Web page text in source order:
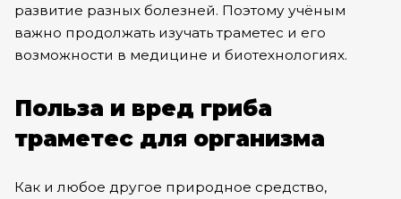
развитие разных болезней. Поэтому учёным
важно продолжать изучать траметес и его
возможности в медицине и биотехнологиях.
Польза и вред гриба
траметес для организма
Как и любое другое природное средство,